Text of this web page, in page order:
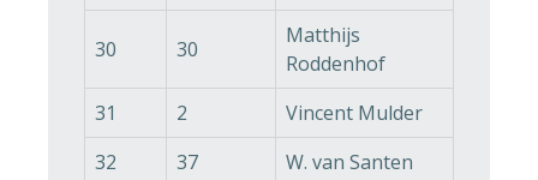
30 30
Matthijs
Roddenhof
31
2
Vincent Mulder
32
37 W. van Santen